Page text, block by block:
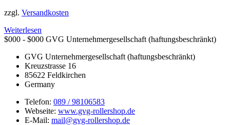
zzgl. Versandkosten
Weiterlesen
$000 - $000 GVG Unternehmergesellschaft (haftungsbeschränkt)
GVG Unternehmergesellschaft (haftungsbeschränkt)
Kreuzstrasse 16
85622 Feldkirchen
Germany
Telefon: 089 / 98106583
Webseite: www.gvg-rollershop.de
E-Mail: mail@gvg-rollershop.de